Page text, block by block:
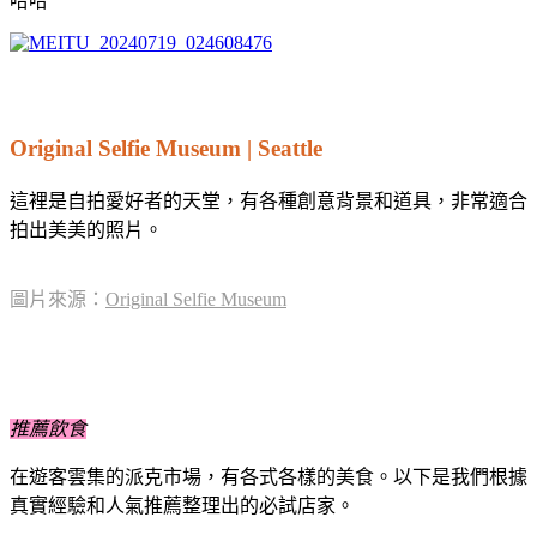
Original Selfie Museum | Seattle
這裡是自拍愛好者的天堂，有各種創意背景和道具，非常適合
拍出美美的照片。
圖片來源： Original Selfie Museum
推薦飲食
在遊客雲集的派克市場，有各式各樣的美食。以下是我們根據
真實經驗和人氣推薦整理出的必試店家。